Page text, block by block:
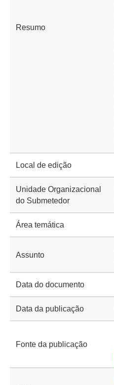
Resumo
Local de edição
Unidade Organizacional
do Submetedor
Área temática
Assunto
Data do documento
Data da publicação
Fonte da publicação